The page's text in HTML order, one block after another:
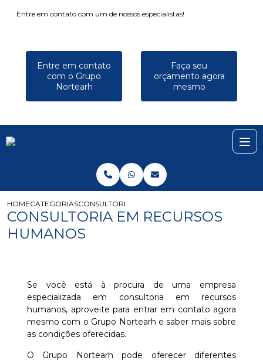
Entre em contato com um de nossos especialistas!
Entre em contato
com o Grupo
Nortearh
Faça seu
orçamento agora
mesmo
HOMECATEGORIASCONSULTORIA EM RECURSOS HUMANOS
CONSULTORIA EM RECURSOS
HUMANOS
Se você está à procura de uma empresa
especializada em consultoria em recursos
humanos, aproveite para entrar em contato agora
mesmo com o Grupo Nortearh e saber mais sobre
as condições oferecidas.
O Grupo Nortearh pode oferecer diferentes